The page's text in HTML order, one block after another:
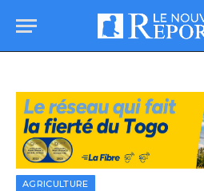
AGRICULTURE